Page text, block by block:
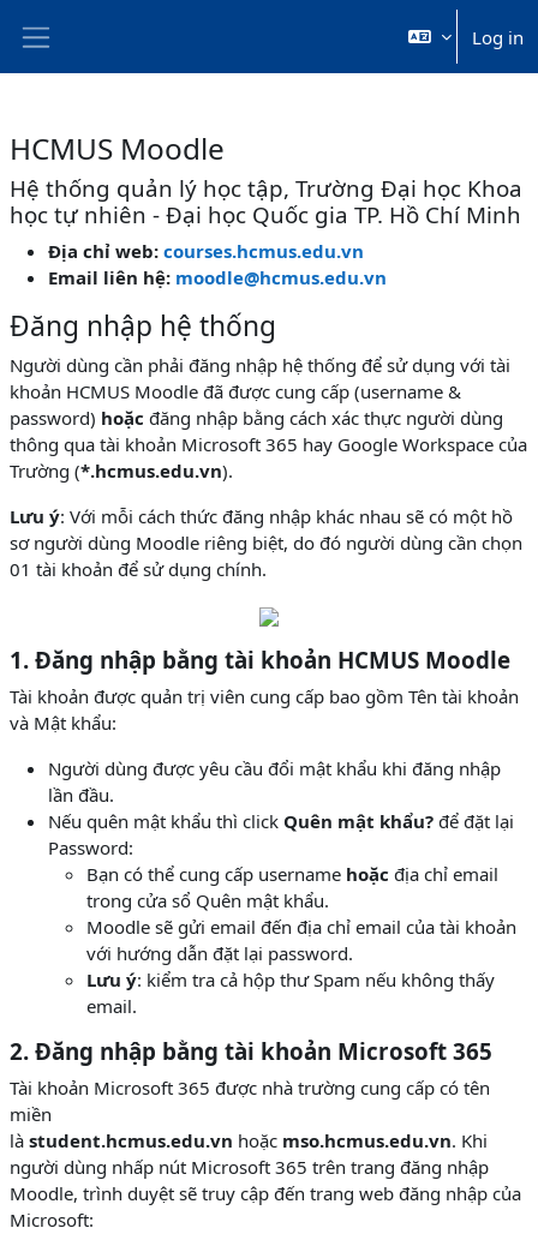
Log in
HCMUS Moodle
Hệ thống quản lý học tập, Trường Đại học Khoa
học tự nhiên - Đại học Quốc gia TP. Hồ Chí Minh
Địa chỉ web: courses.hcmus.edu.vn
Email liên hệ: moodle@hcmus.edu.vn
Đăng nhập hệ thống
Người dùng cần phải đăng nhập hệ thống để sử dụng với tài
khoản HCMUS Moodle đã được cung cấp (username &
password) hoặc đăng nhập bằng cách xác thực người dùng
thông qua tài khoản Microsoft 365 hay Google Workspace của
Trường (*.hcmus.edu.vn).
Lưu ý: Với mỗi cách thức đăng nhập khác nhau sẽ có một hồ
sơ người dùng Moodle riêng biệt, do đó người dùng cần chọn
01 tài khoản để sử dụng chính.
1. Đăng nhập bằng tài khoản HCMUS Moodle
Tài khoản được quản trị viên cung cấp bao gồm Tên tài khoản
và Mật khẩu:
Người dùng được yêu cầu đổi mật khẩu khi đăng nhập
lần đầu.
Nếu quên mật khẩu thì click Quên mật khẩu? để đặt lại
Password:
Bạn có thể cung cấp username hoặc địa chỉ email
trong cửa sổ Quên mật khẩu.
Moodle sẽ gửi email đến địa chỉ email của tài khoản
với hướng dẫn đặt lại password.
Lưu ý: kiểm tra cả hộp thư Spam nếu không thấy
email.
2. Đăng nhập bằng tài khoản Microsoft 365
Tài khoản Microsoft 365 được nhà trường cung cấp có tên
miền
là student.hcmus.edu.vn hoặc mso.hcmus.edu.vn. Khi
người dùng nhấp nút Microsoft 365 trên trang đăng nhập
Moodle, trình duyệt sẽ truy cập đến trang web đăng nhập của
Microsoft: